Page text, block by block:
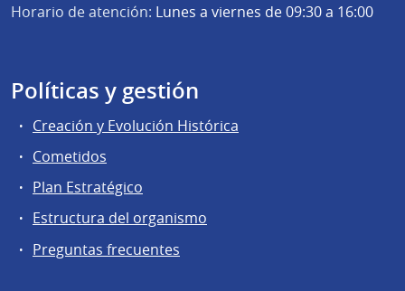
Horario de atención: Lunes a viernes de 09:30 a 16:00
Políticas y gestión
Creación y Evolución Histórica
Cometidos
Plan Estratégico
Estructura del organismo
Preguntas frecuentes